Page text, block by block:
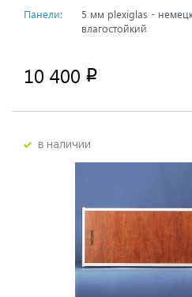
Панели:
5 мм plexiglas -
влагостойкий
10 400 p
в наличии